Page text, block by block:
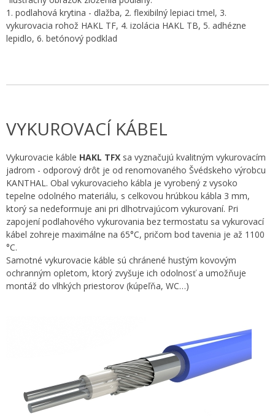
1. podlahová krytina - dlažba, 2. flexibilný lepiaci tmel, 3.
vykurovacia rohož HAKL TF, 4. izolácia HAKL TB, 5. adhézne
lepidlo, 6. betónový podklad
VYKUROVACÍ KÁBEL
Vykurovacie káble HAKL TFX sa vyznačujú kvalitným vykurovacím
jadrom - odporový drôt je od renomovaného Švédskeho výrobcu
KANTHAL. Obal vykurovacieho kábla je vyrobený z vysoko
tepelne odolného materiálu, s celkovou hrúbkou kábla 3 mm,
ktorý sa nedeformuje ani pri dlhotrvajúcom vykurovaní. Pri
zapojení podlahového vykurovania bez termostatu sa vykurovací
kábel zohreje maximálne na 65°C, pričom bod tavenia je až 1100
°C.
Samotné vykurovacie káble sú chránené hustým kovovým
ochranným opletom, ktorý zvyšuje ich odolnosť a umožňuje
montáž do vlhkých priestorov (kúpeľňa, WC…)